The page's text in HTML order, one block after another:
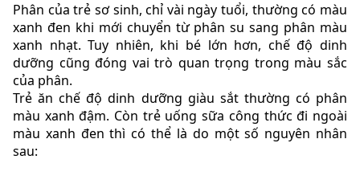
Phân của trẻ sơ sinh, chỉ vài ngày tuổi, thường có màu
xanh đen khi mới chuyển từ phân su sang phân màu
xanh nhạt. Tuy nhiên, khi bé lớn hơn, chế độ dinh
dưỡng cũng đóng vai trò quan trọng trong màu sắc
của phân.
Trẻ ăn chế độ dinh dưỡng giàu sắt thường có phân
màu xanh đậm. Còn trẻ uống sữa công thức đi ngoài
màu xanh đen thì có thể là do một số nguyên nhân
sau: